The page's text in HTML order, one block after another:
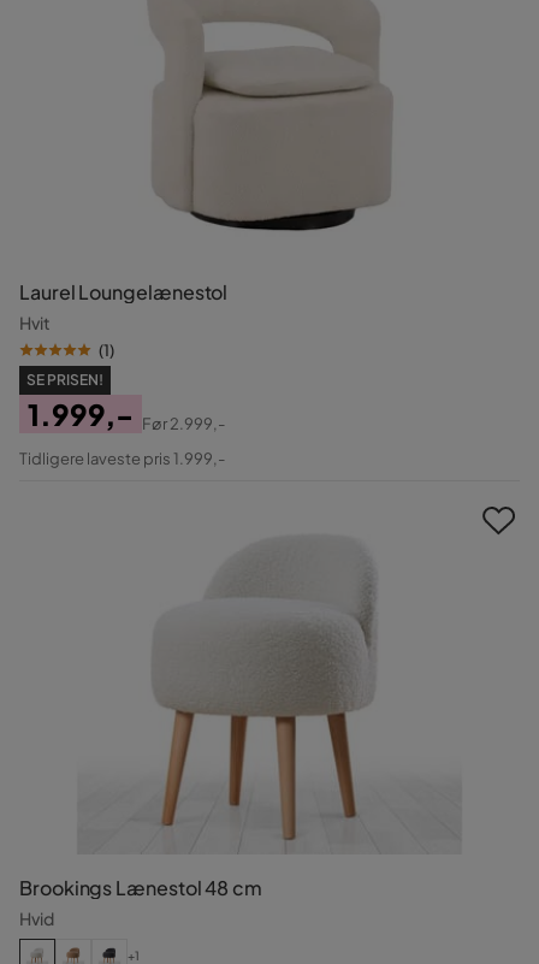
Laurel Loungelænestol
Hvit
(1)
SE PRISEN!
Pris
1.999,-
Original
Før2.999,-
Tidligere laveste pris 1.999,-
Brookings Lænestol 48 cm
Hvid
+1